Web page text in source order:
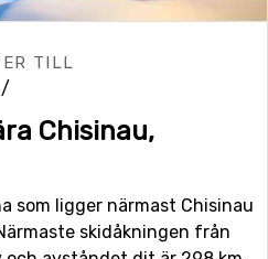
TILL
/
Chisinau,
som ligger närmast Chisinau
skidåkningen från